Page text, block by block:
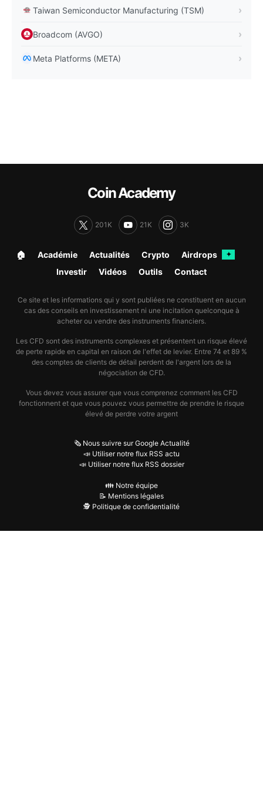
Taiwan Semiconductor Manufacturing (TSM)
Broadcom (AVGO)
Meta Platforms (META)
Coin Academy
201K 21K 3K
🏠︎ Académie Actualités Crypto Airdrops ✦
Investir Vidéos Outils Contact
Ce site et les informations qui y sont publiées ne constituent en aucun
cas des conseils en investissement ni une incitation quelconque à
acheter ou vendre des instruments financiers.
Les CFD sont des instruments complexes et présentent un risque élevé
de perte rapide en capital en raison de l'effet de levier. Entre 74 et 89 %
des comptes de clients de détail perdent de l'argent lors de la
négociation de CFD.
Vous devez vous assurer que vous comprenez comment les CFD
fonctionnent et que vous pouvez vous permettre de prendre le risque
élevé de perdre votre argent
🗞️ Nous suivre sur Google Actualité
📣 Utiliser notre flux RSS actu
📣 Utiliser notre flux RSS dossier
👪 Notre équipe
📝 Mentions légales
🕵️ Politique de confidentialité